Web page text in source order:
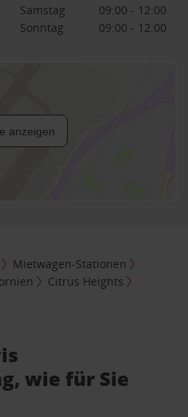
Samstag
09:00 - 12:00
Sonntag
09:00 - 12:00
anzeigen
Mietwagen-Stationen
Citrus Heights
wie für Sie